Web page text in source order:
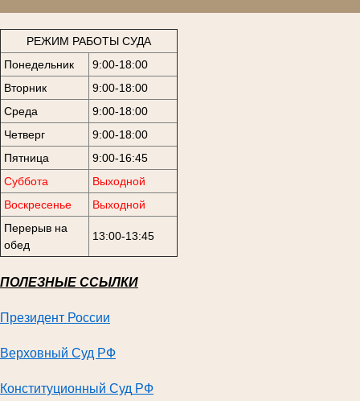
РЕЖИМ РАБОТЫ СУДА
Понедельник
9:00-18:00
Вторник
9:00-18:00
Среда
9:00-18:00
Четверг
9:00-18:00
Пятница
9:00-16:45
Суббота
Выходной
Воскресенье
Выходной
Перерыв на
обед
13:00-13:45
ПОЛЕЗНЫЕ ССЫЛКИ
Президент России
Верховный Суд РФ
Конституционный Суд РФ